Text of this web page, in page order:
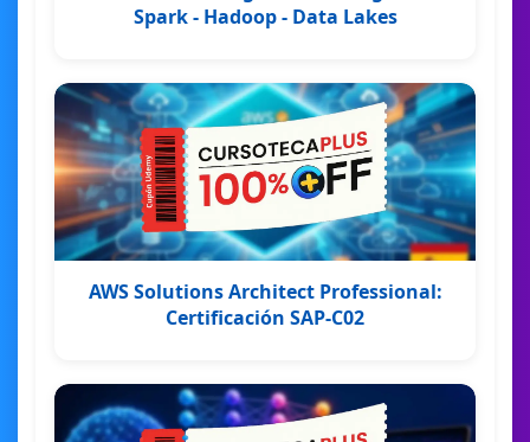
Spark - Hadoop - Data Lakes
AWS Solutions Architect Professional:
Certificación SAP-C02